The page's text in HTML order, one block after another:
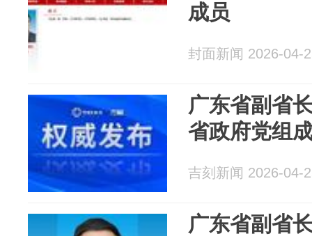
成员
封面新闻 2026-04-
广东省副省
省政府党组
吉刻新闻 2026-04-
广东省副省